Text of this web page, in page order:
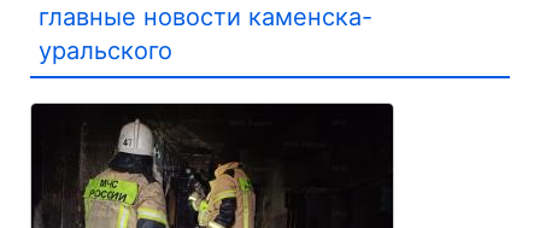
главные новости каменска-
уральского